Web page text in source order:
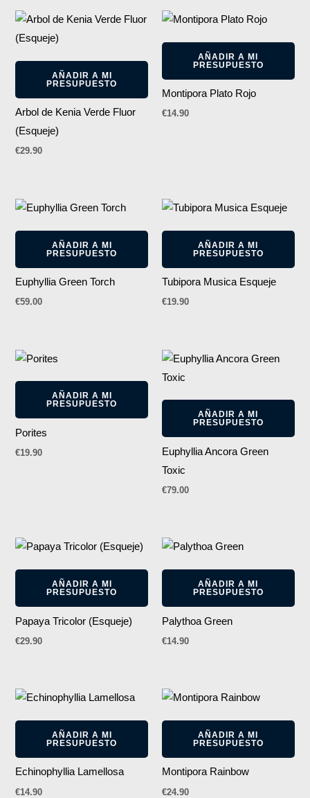
AÑADIR A MI
PRESUPUESTO
Arbol de Kenia Verde Fluor
(Esqueje)
€29.90
AÑADIR A MI
PRESUPUESTO
Montipora Plato Rojo
€14.90
AÑADIR A MI
PRESUPUESTO
Euphyllia Green Torch
€59.00
AÑADIR A MI
PRESUPUESTO
Tubipora Musica Esqueje
€19.90
AÑADIR A MI
PRESUPUESTO
Porites
€19.90
AÑADIR A MI
PRESUPUESTO
Euphyllia Ancora Green
Toxic
€79.00
AÑADIR A MI
PRESUPUESTO
Papaya Tricolor (Esqueje)
€29.90
AÑADIR A MI
PRESUPUESTO
Palythoa Green
€14.90
AÑADIR A MI
PRESUPUESTO
Echinophyllia Lamellosa
€14.90
AÑADIR A MI
PRESUPUESTO
Montipora Rainbow
€24.90